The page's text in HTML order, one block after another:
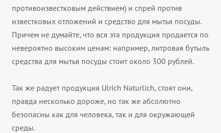
противоизвестковым действием) и спрей против
известковых отложений и средство для мытья посуды.
Причем не думайте, что вся эта продукция продается по
невероятно высоким ценам: например, литровая бутыль
средства для мытья посуды стоит около 300 рублей.
Так же радует продукция Ulrich Naturlich, стоят они,
правда несколько дороже, но так же абсолютно
безопасны как для человека, так и для окружающей
среды.